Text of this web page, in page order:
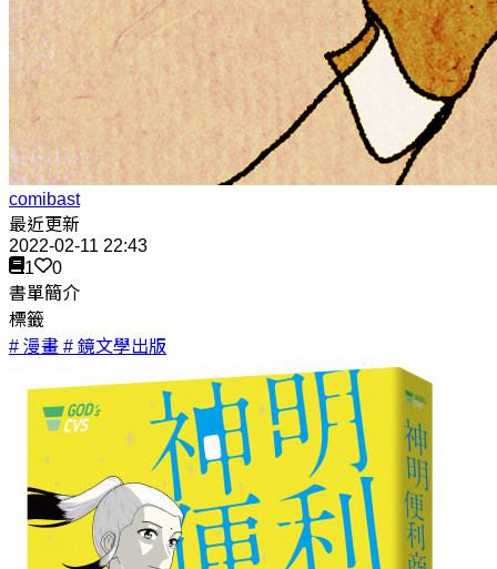
comibast
最近更新
2022-02-11 22:43
1
0
書單簡介
標籤
# 漫畫 # 鏡文學出版